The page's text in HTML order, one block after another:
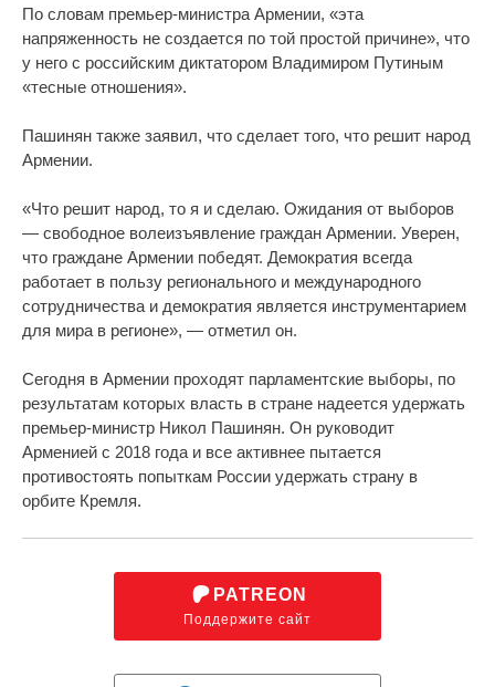
По словам премьер-министра Армении, «эта
напряженность не создается по той простой причине», что
у него с российским диктатором Владимиром Путиным
«тесные отношения».
Пашинян также заявил, что сделает того, что решит народ
Армении.
«Что решит народ, то я и сделаю. Ожидания от выборов
— свободное волеизъявление граждан Армении. Уверен,
что граждане Армении победят. Демократия всегда
работает в пользу регионального и международного
сотрудничества и демократия является инструментарием
для мира в регионе», — отметил он.
Сегодня в Армении проходят парламентские выборы, по
результатам которых власть в стране надеется удержать
премьер-министр Никол Пашинян. Он руководит
Арменией с 2018 года и все активнее пытается
противостоять попыткам России удержать страну в
орбите Кремля.
PATREON
Поддержите сайт